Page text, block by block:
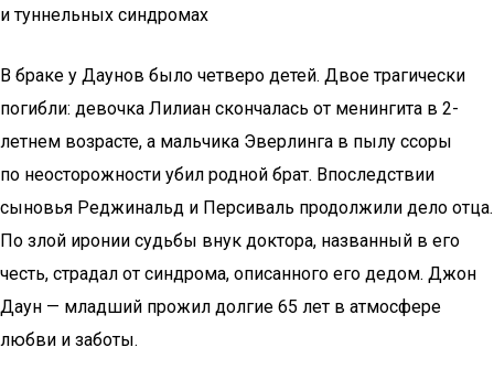
и туннельных синдромах
В браке у Даунов было четверо детей. Двое трагически
погибли: девочка Лилиан скончалась от менингита в 2-
летнем возрасте, а мальчика Эверлинга в пылу ссоры
по неосторожности убил родной брат. Впоследствии
сыновья Реджинальд и Персиваль продолжили дело отца.
По злой иронии судьбы внук доктора, названный в его
честь, страдал от синдрома, описанного его дедом. Джон
Даун — младший прожил долгие 65 лет в атмосфере
любви и заботы.